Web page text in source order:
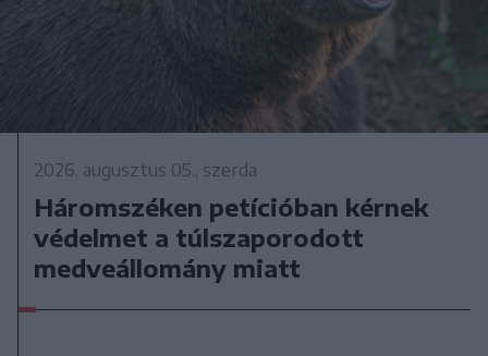
2026. augusztus 05., szerda
Háromszéken petícióban kérnek
védelmet a túlszaporodott
medveállomány miatt